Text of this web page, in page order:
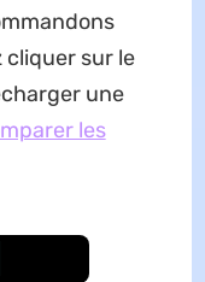
cliquer sur le
une
les